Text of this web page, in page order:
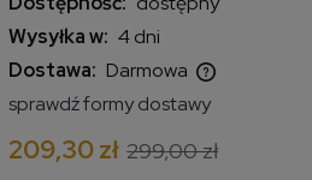
Wysyłka w: 4 dni
Dostawa: Darmowa
Cena nie zawiera
sprawdź formy dostawy
209,30 zł 299,00 zł